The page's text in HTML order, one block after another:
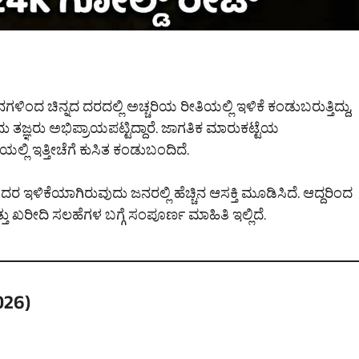
ಚಿನ್ನದ ದರದಲ್ಲಿ ಅಚ್ಚರಿಯ ರೀತಿಯಲ್ಲಿ ಇಳಿಕೆ ಕಂಡುಬರುತ್ತಿದ್ದು,
ಅಭಿಪ್ರಾಯಪಟ್ಟಿದ್ದಾರೆ. ಜಾಗತಿಕ ಮಾರುಕಟ್ಟೆಯ
ಇತ್ತೀಚೆಗೆ ಕುಸಿತ ಕಂಡುಬಂದಿದೆ.
ಇಳಿಕೆಯಾಗಿರುವುದು ಜನರಲ್ಲಿ ಹೆಚ್ಚಿನ ಆಸಕ್ತಿ ಮೂಡಿಸಿದೆ. ಆದ್ದರಿಂದ
ಖರೀದಿ ಸಲಹೆಗಳ ಬಗ್ಗೆ ಸಂಪೂರ್ಣ ಮಾಹಿತಿ ಇಲ್ಲಿದೆ.